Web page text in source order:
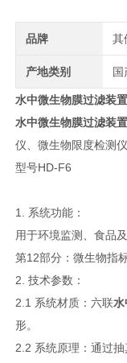
品牌 其
产地类别 国
水中微生物膜过滤装置
水中微生物膜过滤装置
仪、微生物限度检测
型号HD-F6
1. 系统功能：
用于环境监测、食品
第12部分：微生物指
2. 技术参数：
2.1 系统材质：六联水
形。
2.2 系统原理：通过